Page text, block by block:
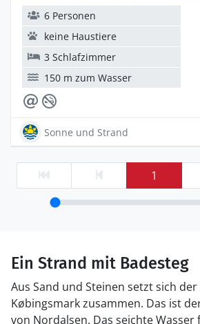
6 Personen
keine Haustiere
3 Schlafzimmer
150 m zum Wasser
Sonne und Strand
1
Ein Strand mit Badesteg
Aus Sand und Steinen setzt sich
Købingsmark zusammen. Das ist
von Nordalsen. Das seichte Wasser